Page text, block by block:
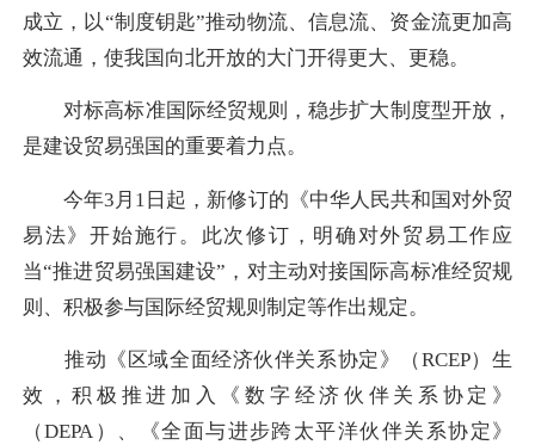
成立，以“制度钥匙”推动物流、信息流、资金流更加高
效流通，使我国向北开放的大门开得更大、更稳。
对标高标准国际经贸规则，稳步扩大制度型开放，
是建设贸易强国的重要着力点。
今年3月1日起，新修订的《中华人民共和国对外贸
易法》开始施行。此次修订，明确对外贸易工作应
当“推进贸易强国建设”，对主动对接国际高标准经贸规
则、积极参与国际经贸规则制定等作出规定。
推动《区域全面经济伙伴关系协定》（RCEP）生
效，积极推进加入《数字经济伙伴关系协定》
（DEPA）、《全面与进步跨太平洋伙伴关系协定》